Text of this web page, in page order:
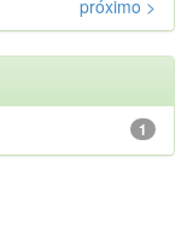
próximo >
1